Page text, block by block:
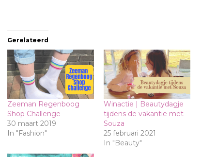
Gerelateerd
Zeeman Regenboog
Shop Challenge
30 maart 2019
In "Fashion"
Winactie | Beautydagje
tijdens de vakantie met
Souza
25 februari 2021
In "Beauty"